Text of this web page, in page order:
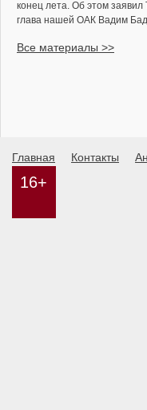
конец лета. Об этом
глава нашей ОАК Вадим
Все материалы >>
Главная Контакты
16+